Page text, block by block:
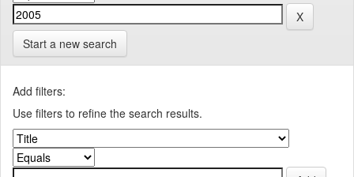
Start a new search
Add filters:
Use filters to refine the search results.